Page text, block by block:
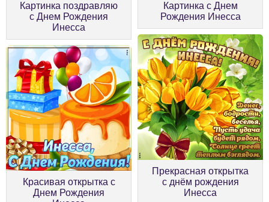
Картинка поздравляю
с Днем Рождения
Инесса
Картинка с Днем
Рождения Инесса
Красивая открытка с
Днем Рождения
Прекрасная открытка
с днём рождения
Инесса